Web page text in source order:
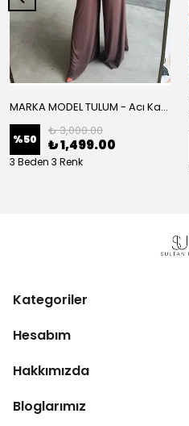
MARKA MODEL TULUM - Acı Kahve
%50
₺ 3,000.00
₺ 1,499.00
3 Beden 3 Renk
Kategoriler
Hesabım
Hakkımızda
Bloglarımız